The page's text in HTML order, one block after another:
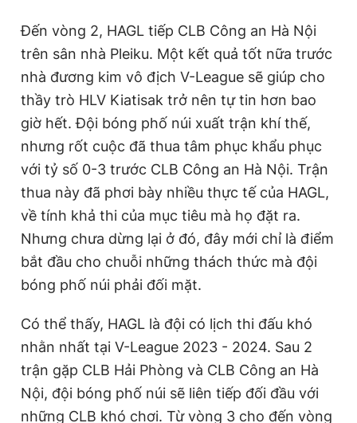
Đến vòng 2, HAGL tiếp CLB Công an Hà Nội
trên sân nhà Pleiku. Một kết quả tốt nữa trước
nhà đương kim vô địch V-League sẽ giúp cho
thầy trò HLV Kiatisak trở nên tự tin hơn bao
giờ hết. Đội bóng phố núi xuất trận khí thế,
nhưng rốt cuộc đã thua tâm phục khẩu phục
với tỷ số 0-3 trước CLB Công an Hà Nội. Trận
thua này đã phơi bày nhiều thực tế của HAGL,
về tính khả thi của mục tiêu mà họ đặt ra.
Nhưng chưa dừng lại ở đó, đây mới chỉ là điểm
bắt đầu cho chuỗi những thách thức mà đội
bóng phố núi phải đối mặt.
Có thể thấy, HAGL là đội có lịch thi đấu khó
nhằn nhất tại V-League 2023 - 2024. Sau 2
trận gặp CLB Hải Phòng và CLB Công an Hà
Nội, đội bóng phố núi sẽ liên tiếp đối đầu với
những CLB khó chơi. Từ vòng 3 cho đến vòng